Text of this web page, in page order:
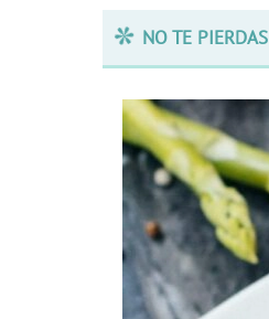
NO TE PIERDAS